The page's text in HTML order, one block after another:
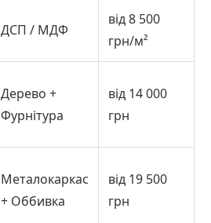
ДСП / МДФ
від 8 500
грн/м²
Дерево +
Фурнітура
від 14 000
грн
Металокаркас
+ Оббивка
від 19 500
грн